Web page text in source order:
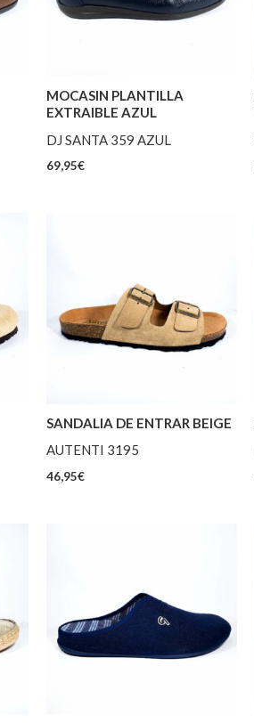
MOCASIN PLANTILLA
EXTRAIBLE AZUL
DJ SANTA 359 AZUL
69,95€
SANDALIA DE ENTRAR BEIGE
AUTENTI 3195
46,95€